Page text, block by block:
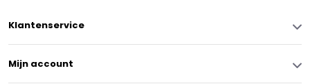
Klantenservice
Mijn account